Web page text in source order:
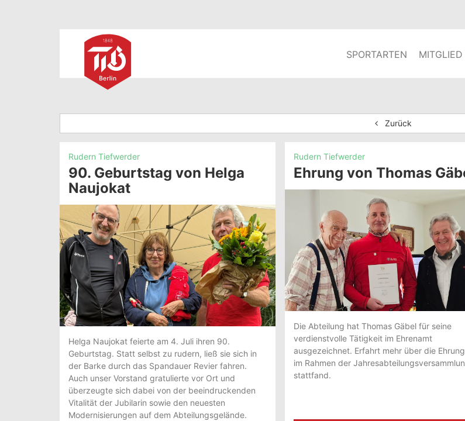
SPORTARTEN
Zurück
Rudern Tiefwerder
90. Geburtstag von Helga
Naujokat
Helga Naujokat feierte am 4. Juli ihren 90.
Geburtstag. Statt selbst zu rudern, ließ sie sich in
der Barke durch das Spandauer Revier fahren.
Auch unser Vorstand gratulierte vor Ort und
überzeugte sich dabei von der beeindruckenden
Vitalität der Jubilarin sowie den neuesten
Modernisierungen auf dem Abteilungsgelände.
Rudern Tiefwerder
Ehrung von Thomas
Die Abteilung hat Thomas Gäbel für seine
verdienstvolle Tätigkeit im Ehrenamt
ausgezeichnet. Erfahrt mehr über die
im Rahmen der
stattfand.